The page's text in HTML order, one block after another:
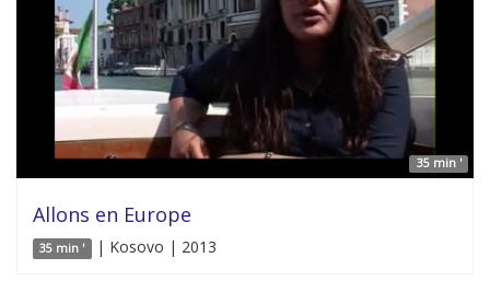
35 min '
Allons en Europe
35 min ' | Kosovo | 2013